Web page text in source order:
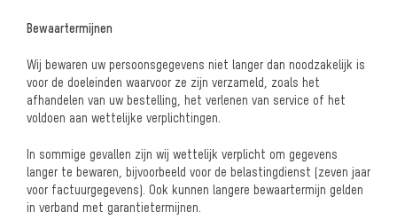
Bewaartermijnen
Wij bewaren uw persoonsgegevens niet langer dan noodzakelijk is
voor de doeleinden waarvoor ze zijn verzameld, zoals het
afhandelen van uw bestelling, het verlenen van service of het
voldoen aan wettelijke verplichtingen.
In sommige gevallen zijn wij wettelijk verplicht om gegevens
langer te bewaren, bijvoorbeeld voor de belastingdienst (zeven jaar
voor factuurgegevens). Ook kunnen langere bewaartermijn gelden
in verband met garantietermijnen.